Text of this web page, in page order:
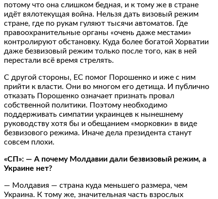
потому что она слишком бедная, и к тому же в стране
идёт вялотекущая война. Нельзя дать визовый режим
стране, где по рукам гуляют тысячи автоматов. Где
правоохранительные органы «очень даже местами»
контролируют обстановку. Куда более богатой Хорватии
даже безвизовый режим только после того, как в ней
перестали всё время стрелять.
С другой стороны, ЕС помог Порошенко и иже с ним
прийти к власти. Они во многом его детища. И публично
отказать Порошенко означает признать провал
собственной политики. Поэтому необходимо
поддерживать симпатии украинцев к нынешнему
руководству хотя бы и обещанием «морковки» в виде
безвизового режима. Иначе дела президента станут
совсем плохи.
«СП»: — А почему Молдавии дали безвизовый режим, а
Украине нет?
— Молдавия — страна куда меньшего размера, чем
Украина. К тому же, значительная часть взрослых